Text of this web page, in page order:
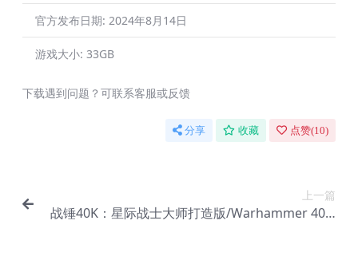
官方发布日期: 2024年8月14日
游戏大小: 33GB
下载遇到问题？可联系客服或反馈
分享 收藏 点赞(10)
上一篇
战锤40K：星际战士大师打造版/Warhammer 40,0